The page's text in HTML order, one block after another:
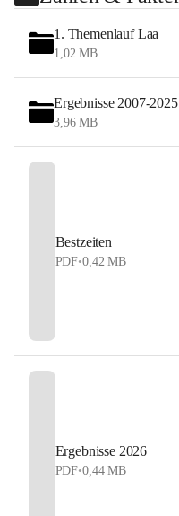
1. Themenlauf Laa
1,02 MB
Ergebnisse 2007-2025
3,96 MB
Bestzeiten
PDF•0,42 MB
Ergebnisse 2026
PDF•0,44 MB